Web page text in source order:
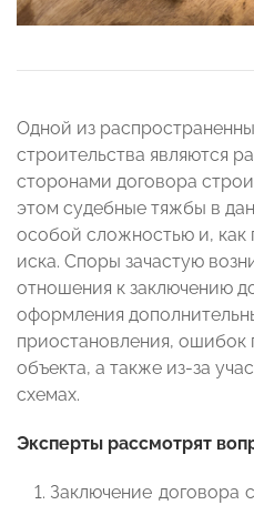
Одной из
строительства являются
сторонами договора
этом судебные тяжбы в
особой сложностью и, как
иска. Споры зачастую
отношения к заключению
оформления
приостановления, ошибок
объекта, а также из-за
схемах.
Эксперты рассмотрят
Заключение договора